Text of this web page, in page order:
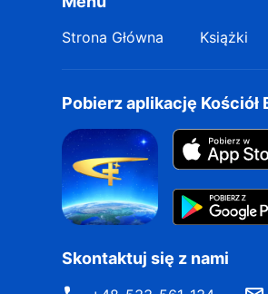
Strona Główna Książki
Pobierz aplikację
Skontaktuj się z nami